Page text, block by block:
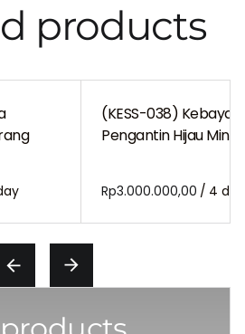
products
(KESS-038) Kebaya
Pengantin Hijau Mint
/